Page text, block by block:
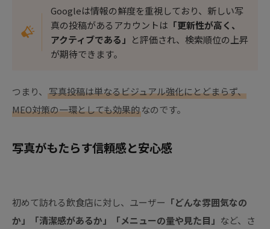
Googleは情報の鮮度を重視しており、新しい写
真の投稿があるアカウントは 「更新性が高く、
アクティブである」 と評価され、検索順位の上昇
が期待できます。
つまり、 写真投稿は単なるビジュアル強化にとどまらず、
MEO対策の一環としても効果的なのです。
写真がもたらす信頼感と安心感
初めて訪れる飲食店に対し、ユーザー 「どんな雰囲気なの
か」「清潔感があるか」「メニューの量や見た目」 など、さ